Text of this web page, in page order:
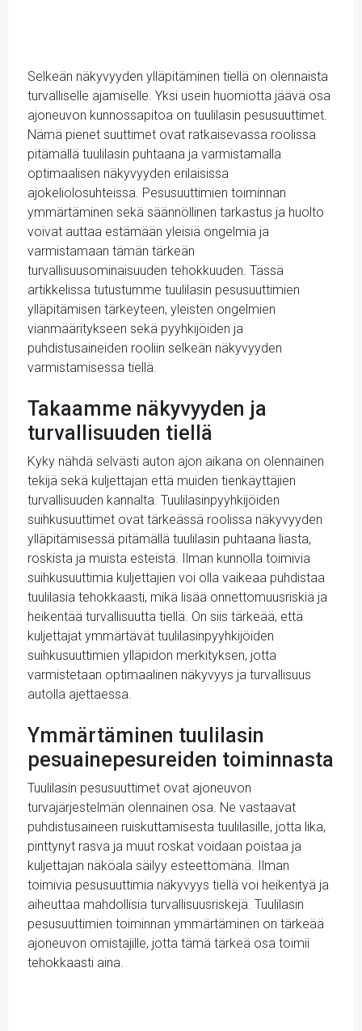
Selkeän näkyvyyden ylläpitäminen tiellä on olennaista
turvalliselle ajamiselle. Yksi usein huomiotta jäävä osa
ajoneuvon kunnossapitoa on tuulilasin pesusuuttimet.
Nämä pienet suuttimet ovat ratkaisevassa roolissa
pitämällä tuulilasin puhtaana ja varmistamalla
optimaalisen näkyvyyden erilaisissa
ajokeliolosuhteissa. Pesusuuttimien toiminnan
ymmärtäminen sekä säännöllinen tarkastus ja huolto
voivat auttaa estämään yleisiä ongelmia ja
varmistamaan tämän tärkeän
turvallisuusominaisuuden tehokkuuden. Tässä
artikkelissa tutustumme tuulilasin pesusuuttimien
ylläpitämisen tärkeyteen, yleisten ongelmien
vianmääritykseen sekä pyyhkijöiden ja
puhdistusaineiden rooliin selkeän näkyvyyden
varmistamisessa tiellä.
Takaamme näkyvyyden ja
turvallisuuden tiellä
Kyky nähdä selvästi auton ajon aikana on olennainen
tekijä sekä kuljettajan että muiden tienkäyttäjien
turvallisuuden kannalta. Tuulilasinpyyhkijöiden
suihkusuuttimet ovat tärkeässä roolissa näkyvyyden
ylläpitämisessä pitämällä tuulilasin puhtaana liasta,
roskista ja muista esteistä. Ilman kunnolla toimivia
suihkusuuttimia kuljettajien voi olla vaikeaa puhdistaa
tuulilasia tehokkaasti, mikä lisää onnettomuusriskiä ja
heikentää turvallisuutta tiellä. On siis tärkeää, että
kuljettajat ymmärtävät tuulilasinpyyhkijöiden
suihkusuuttimien ylläpidon merkityksen, jotta
varmistetaan optimaalinen näkyvyys ja turvallisuus
autolla ajettaessa.
Ymmärtäminen tuulilasin
pesuainepesureiden toiminnasta
Tuulilasin pesusuuttimet ovat ajoneuvon
turvajärjestelmän olennainen osa. Ne vastaavat
puhdistusaineen ruiskuttamisesta tuulilasille, jotta lika,
pinttynyt rasva ja muut roskat voidaan poistaa ja
kuljettajan näköala säilyy esteettömänä. Ilman
toimivia pesusuuttimia näkyvyys tiellä voi heikentyä ja
aiheuttaa mahdollisia turvallisuusriskejä. Tuulilasin
pesusuuttimien toiminnan ymmärtäminen on tärkeää
ajoneuvon omistajille, jotta tämä tärkeä osa toimii
tehokkaasti aina.